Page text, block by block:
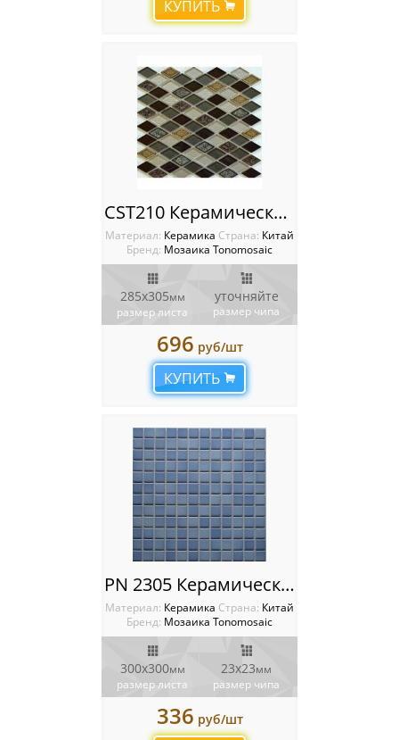
КУПИТЬ
CST210 Керамическая мозаика Tonomosaic
Материал: Керамика Cтрана: Китай
Бренд: Мозаика Tonomosaic
285x305мм
размер листа
уточняйте
размер чипа
696 руб/шт
КУПИТЬ
PN 2305 Керамическая мозаика Tonomosaic
Материал: Керамика Cтрана: Китай
Бренд: Мозаика Tonomosaic
300х300мм
размер листа
23х23мм
размер чипа
336 руб/шт